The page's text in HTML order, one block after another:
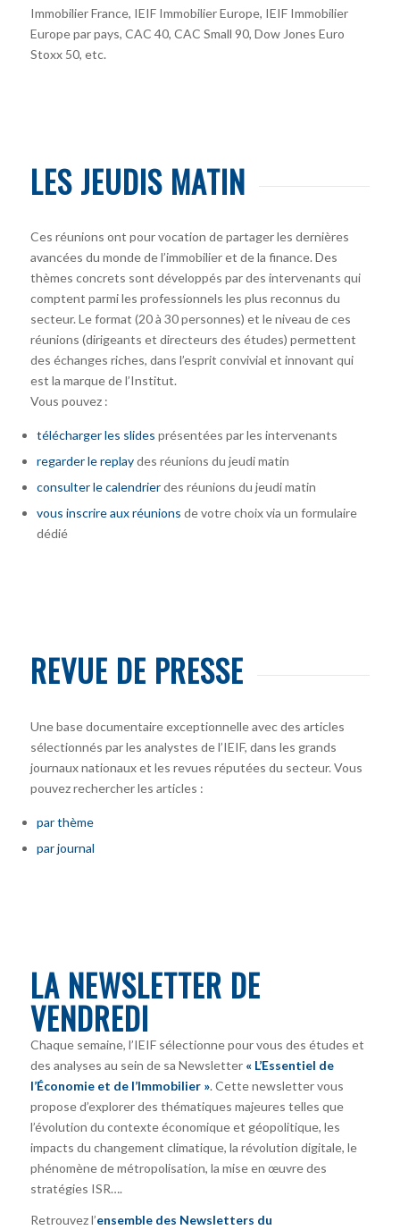
Immobilier France, IEIF Immobilier Europe, IEIF Immobilier
Europe par pays, CAC 40, CAC Small 90, Dow Jones Euro
Stoxx 50, etc.
LES JEUDIS MATIN
Ces réunions ont pour vocation de partager les dernières
avancées du monde de l’immobilier et de la finance. Des
thèmes concrets sont développés par des intervenants qui
comptent parmi les professionnels les plus reconnus du
secteur. Le format (20 à 30 personnes) et le niveau de ces
réunions (dirigeants et directeurs des études) permettent
des échanges riches, dans l’esprit convivial et innovant qui
est la marque de l’Institut.
Vous pouvez :
télécharger les slides présentées par les intervenants
regarder le replaydes réunions du jeudi matin
consulter le calendrierdes réunions du jeudi matin
vous inscrire aux réunions de votre choix via un formulaire
dédié
REVUE DE PRESSE
Une base documentaire exceptionnelle avec des articles
sélectionnés par les analystes de l’IEIF, dans les grands
journaux nationaux et les revues réputées du secteur. Vous
pouvez rechercher les articles :
par thème
par journal
LA NEWSLETTER DE
VENDREDI
Chaque semaine, l’IEIF sélectionne pour vous des études et
des analyses au sein de sa Newsletter « L’Essentiel de
l’Économie et de l’Immobilier ». Cette newsletter vous
propose d’explorer des thématiques majeures telles que
l’évolution du contexte économique et géopolitique, les
impacts du changement climatique, la révolution digitale, le
phénomène de métropolisation, la mise en œuvre des
stratégies ISR….
Retrouvez l’ensemble des Newsletters du